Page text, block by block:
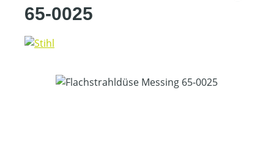
65-0025
Bildergalerie überspringen